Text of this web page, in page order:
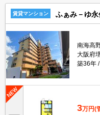
賃貸マンション ふぁみ－ゆ永
南海高
大阪府
築36年
3万円(